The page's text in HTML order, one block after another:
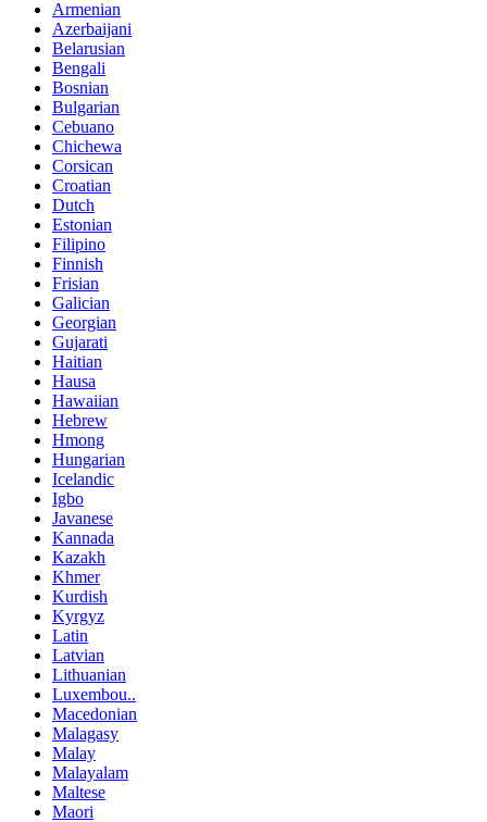
Armenian
Azerbaijani
Belarusian
Bengali
Bosnian
Bulgarian
Cebuano
Chichewa
Corsican
Croatian
Dutch
Estonian
Filipino
Finnish
Frisian
Galician
Georgian
Gujarati
Haitian
Hausa
Hawaiian
Hebrew
Hmong
Hungarian
Icelandic
Igbo
Javanese
Kannada
Kazakh
Khmer
Kurdish
Kyrgyz
Latin
Latvian
Lithuanian
Luxembou..
Macedonian
Malagasy
Malay
Malayalam
Maltese
Maori